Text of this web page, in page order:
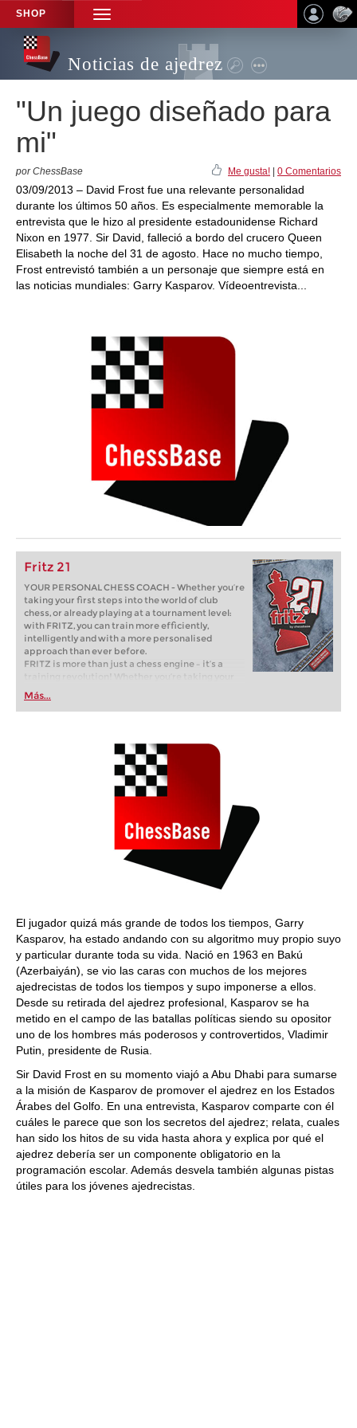
SHOP
TOGGLE
NAVIGATION
Noticias de ajedrez
"Un juego diseñado para
mi"
por ChessBase Me gusta! 0 Comentarios
03/09/2013 – David Frost fue una relevante personalidad
durante los últimos 50 años. Es especialmente memorable la
entrevista que le hizo al presidente estadounidense Richard
Nixon en 1977. Sir David, falleció a bordo del crucero Queen
Elisabeth la noche del 31 de agosto. Hace no mucho tiempo,
Frost entrevistó también a un personaje que siempre está en
las noticias mundiales: Garry Kasparov. Vídeoentrevista...
Fritz 21
YOUR PERSONAL CHESS COACH - Whether you’re
taking your first steps into the world of club
chess, or already playing at a tournament level:
with FRITZ, you can train more efficiently,
intelligently and with a more personalised
approach than ever before.
FRITZ is more than just a chess engine – it’s a
training revolution! Whether you’re taking your
first steps into the world of club chess, or already
playing at a tournament level: with FRITZ, you can
train more efficiently, intelligently and with a
Más...
El jugador quizá más grande de todos los tiempos, Garry
Kasparov, ha estado andando con su algoritmo muy propio suyo
y particular durante toda su vida. Nació en 1963 en Bakú
(Azerbaiyán), se vio las caras con muchos de los mejores
ajedrecistas de todos los tiempos y supo imponerse a ellos.
Desde su retirada del ajedrez profesional, Kasparov se ha
metido en el campo de las batallas políticas siendo su opositor
uno de los hombres más poderosos y controvertidos, Vladimir
Putin, presidente de Rusia.
Sir David Frost en su momento viajó a Abu Dhabi para sumarse
a la misión de Kasparov de promover el ajedrez en los Estados
Árabes del Golfo. En una entrevista, Kasparov comparte con él
cuáles le parece que son los secretos del ajedrez; relata, cuales
han sido los hitos de su vida hasta ahora y explica por qué el
ajedrez debería ser un componente obligatorio en la
programación escolar. Además desvela también algunas pistas
útiles para los jóvenes ajedrecistas.